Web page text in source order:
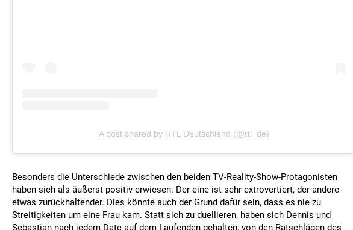
A post shared by RTL Deutschland (@rtl_de)
Besonders die Unterschiede zwischen den beiden TV-Reality-Show-Protagonisten
haben sich als äußerst positiv erwiesen. Der eine ist sehr extrovertiert, der andere
etwas zurückhaltender. Dies könnte auch der Grund dafür sein, dass es nie zu
Streitigkeiten um eine Frau kam. Statt sich zu duellieren, haben sich Dennis und
Sebastian nach jedem Date auf dem Laufenden gehalten, von den Ratschlägen des